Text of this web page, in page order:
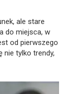
ale stare
do miejsca, w
od pierwszego
nie tylko trendy,